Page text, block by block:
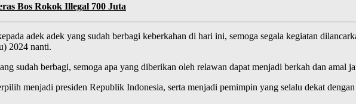
Bos Rokok Illegal 700 Juta
adek adek yang sudah berbagi keberkahan di hari ini, semoga segala kegiatan
2024 nanti.
sudah berbagi, semoga apa yang diberikan oleh relawan dapat menjadi berkah dan amal
menjadi presiden Republik Indonesia, serta menjadi pemimpin yang selalu dekat